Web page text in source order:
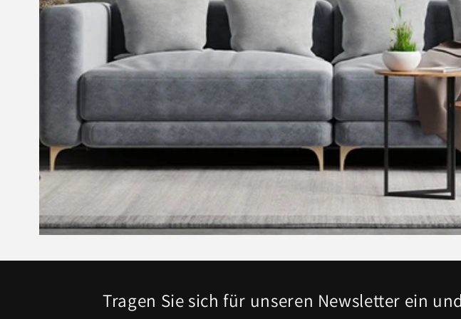
Tragen Sie sich für unseren Newsletter ein